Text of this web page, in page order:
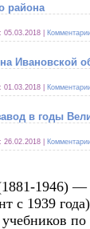
района
05.03.2018
Ивановской
01.03.2018
в годы
26.02.2018
1946) —
с 1939